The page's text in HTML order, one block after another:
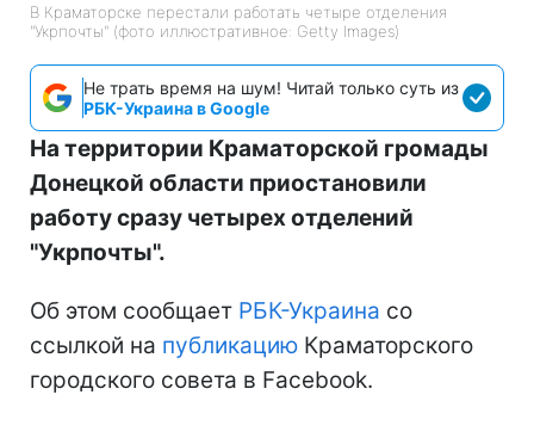
В Краматорске перестали работать четыре отделения
"Укрпочты" (фото иллюстративное: Getty Images)
Не трать время на шум! Читай только суть из
РБК-Украина в Google
На территории Краматорской громады
Донецкой области приостановили
работу сразу четырех отделений
"Укрпочты".
Об этом сообщает РБК-Украина со
ссылкой на публикацию Краматорского
городского совета в Facebook.